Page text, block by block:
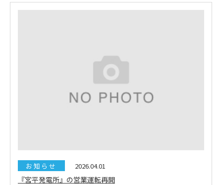
お知らせ 2026.04.01
『宮平発電所』の営業運転再開